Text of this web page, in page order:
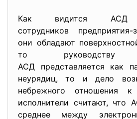
Как видится АСД
сотрудников предприятия-
они обладают
то руководству
АСД представляется как
неурядиц, то и дело
небрежного отношения
исполнители считают, что
среднее между